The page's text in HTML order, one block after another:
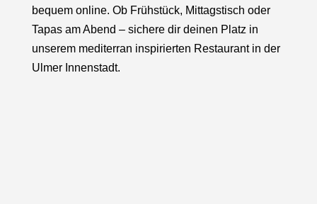
bequem online. Ob Frühstück, Mittagstisch oder
Tapas am Abend – sichere dir deinen Platz in
unserem mediterran inspirierten Restaurant in der
Ulmer Innenstadt.